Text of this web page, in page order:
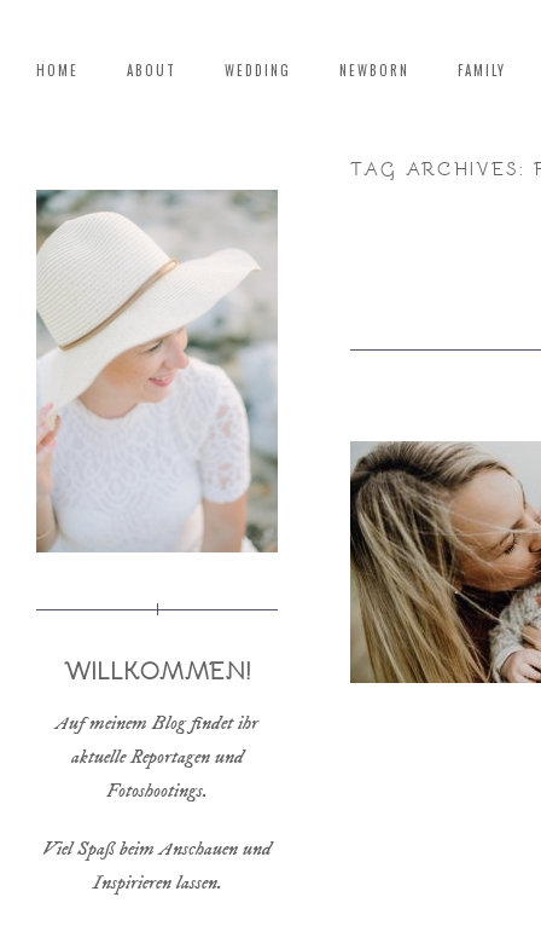
HOME ABOUT WEDDING NEWBORN FAMILY
WILLKOMMEN!
Auf meinem Blog findet ihr
aktuelle Reportagen und
Fotoshootings.
Viel Spaß beim Anschauen und
Inspirieren lassen.
TAG ARCHIVES: